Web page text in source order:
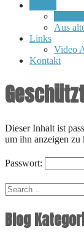
Aus
Links
Video
Kontakt
Dieser Inhalt ist
um ihn anzeigen zu
Passwort:
Blog